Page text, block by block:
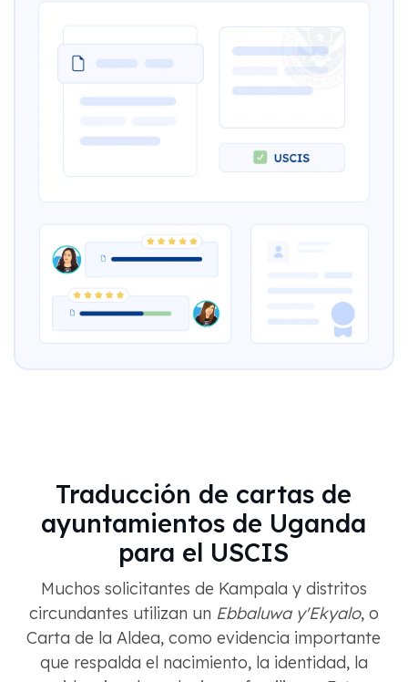
Traducción de cartas de
ayuntamientos de Uganda
para el USCIS
Muchos solicitantes de Kampala y distritos
circundantes utilizan un Ebbaluwa y'Ekyalo, o
Carta de la Aldea, como evidencia importante
que respalda el nacimiento, la identidad, la